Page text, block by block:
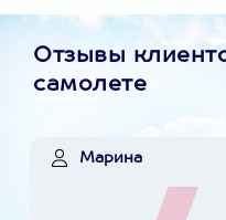
Отзывы
самолете
Марина